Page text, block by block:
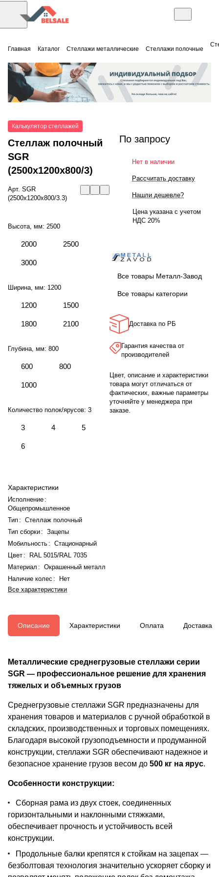
Главная Каталог Стеллажи металлические Стеллажи полочные
Калькулятор стеллажей
Стеллаж полочный
SGR
(2500x1200x800/3)
Арт. SGR
(2500x1200x800/3.3)
Высота, мм: 2500
2000 2500
3000
Ширина, мм: 1200
1200 1500
1800 2100
Глубина, мм: 800
600 800
1000
Количество полок/ярусов: 3
3 4 5
6
Характеристики
Исполнение :
Общепромышленное
Тип : Стеллаж полочный
Тип сборки: Зацепы
Мобильность : Стационарный
Цвет :
RAL 5015/RAL 7035
Материал : Окрашенный металл
Наличие колес :
Нет
Все характеристики
По запросу
Нет в наличии
Рассчитать доставку
Нашли дешевле?
Цена указана с учетом
НДС 20%
Все товары Металл-Завод
Все товары категории
Доставка по РБ
Гарантия качества от
производителей
Цвет, описание и характеристики
товара могут отличаться от
фактических, важные параметры
уточняйте у менеджера при
заказе.
Описание Характеристики Оплата Доставка
Металлические среднегрузовые стеллажи серии
SGR — профессиональное решение для хранения
тяжелых и объемных грузов
Среднегрузовые стеллажи SGR предназначены для
хранения товаров и материалов с ручной обработкой в
складских, производственных и торговых помещениях.
Благодаря высокой грузоподъемности и продуманной
конструкции, стеллажи SGR обеспечивают надежное и
безопасное хранение грузов весом до 500 кг на ярус.
Особенности конструкции:
Сборная рама из двух стоек, соединенных
горизонтальными и наклонными стяжками,
обеспечивает прочность и устойчивость всей
конструкции.
Продольные балки крепятся к стойкам на зацепах —
безболтовая технология значительно ускоряет сборку и